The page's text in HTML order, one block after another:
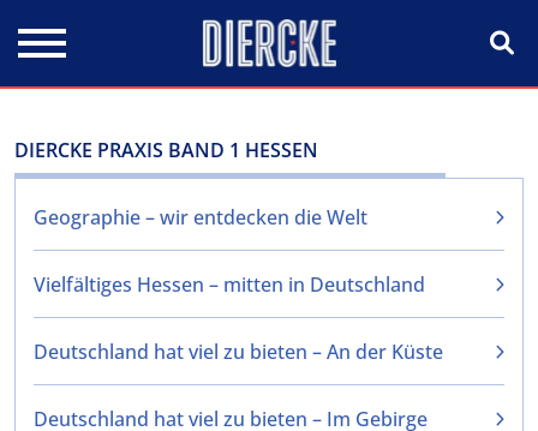
DIERCKE PRAXIS BAND 1 HESSEN
Geographie – wir entdecken die Welt
Vielfältiges Hessen – mitten in Deutschland
Deutschland hat viel zu bieten – An der Küste
Deutschland hat viel zu bieten – Im Gebirge